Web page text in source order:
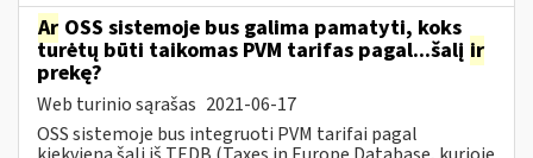
Ar OSS sistemoje bus galima pamatyti, koks
turėtų būti taikomas PVM tarifas pagal...šalį ir
prekę?
Web turinio sąrašas 2021-06-17
OSS sistemoje bus integruoti PVM tarifai pagal